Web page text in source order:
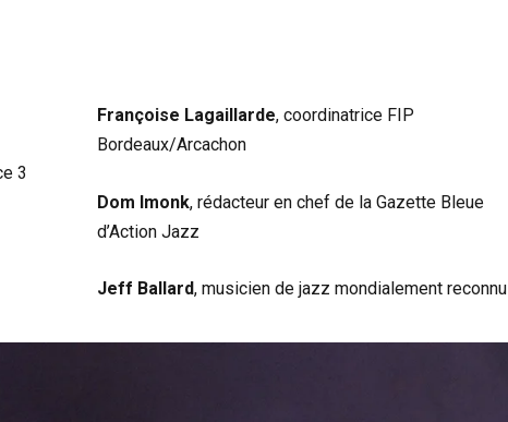
3
Françoise Lagaillarde, coordinatrice FIP
Bordeaux/Arcachon
Dom Imonk, rédacteur en chef de la Gazette Bleue
d’Action Jazz
Jeff Ballard, musicien de jazz mondialement reconnu